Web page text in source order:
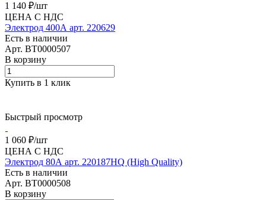
1 140 ₽/шт
ЦЕНА С НДС
Электрод 400А арт. 220629
Есть в наличии
Арт. BT0000507
В корзину
Купить в 1 клик
Быстрый просмотр
1 060 ₽/шт
ЦЕНА С НДС
Электрод 80А арт. 220187HQ (High Quality)
Есть в наличии
Арт. BT0000508
В корзину